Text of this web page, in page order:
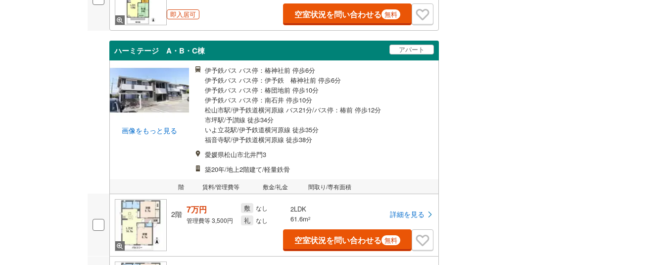
即入居可 空室状況を問い合わせる 無料
ハーミテージ A・B・C棟 アパート
画像をもっと見る
伊予鉄バス バス停：椿神社前 停歩6分
伊予鉄バス バス停：伊予鉄 椿神社前 停歩6分
伊予鉄バス バス停：椿団地前 停歩10分
伊予鉄バス バス停：南石井 停歩10分
松山市駅/伊予鉄道横河原線 バス21分/バス停：椿前 停歩12分
市坪駅/予讃線 徒歩34分
いよ立花駅/伊予鉄道横河原線 徒歩35分
福音寺駅/伊予鉄道横河原線 徒歩38分
愛媛県松山市北井門3
築20年/地上2階建て/軽量鉄骨
階 賃料/管理費等 敷金/礼金 間取り/専有面積
2階 7万円
管理費等3,500円
敷 なし
礼 なし
2LDK
61.6m2 詳細を見る
空室状況を問い合わせる 無料